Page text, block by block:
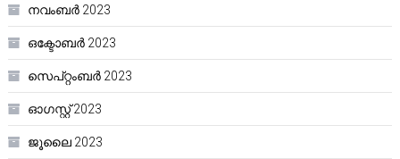
നവംബർ 2023
ഒക്ടോബർ 2023
സെപ്റ്റംബർ 2023
ഓഗസ്റ്റ്‌ 2023
ജൂലൈ 2023